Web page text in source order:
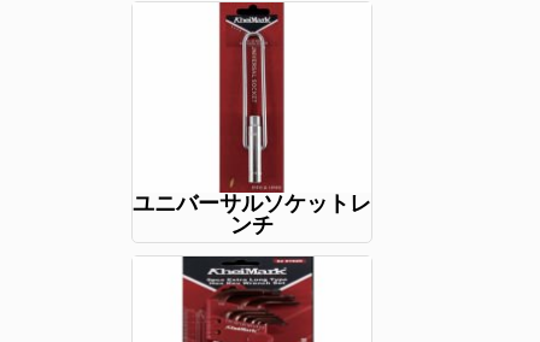
ユニバーサルソケットレ
ンチ